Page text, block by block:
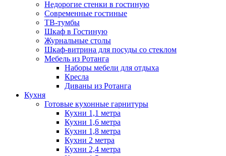
Недорогие стенки в гостиную
Современные гостиные
ТВ-тумбы
Шкаф в Гостиную
Журнальные столы
Шкаф-витрина для посуды со стеклом
Мебель из Ротанга
Наборы мебели для отдыха
Кресла
Диваны из Ротанга
Кухня
Готовые кухонные гарнитуры
Кухни 1,1 метра
Кухни 1,6 метра
Кухни 1,8 метра
Кухни 2 метра
Кухни 2,4 метра